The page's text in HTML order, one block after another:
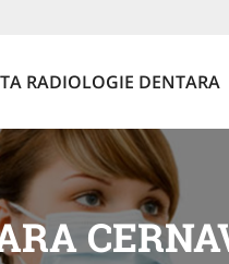
RADIOLOGIE DENTARA